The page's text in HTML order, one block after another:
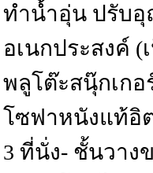
ทำน้ำอุ่น ปรับอุ
อเนกประสงค์ (
พลูโต๊ะสนุ๊กเก
โซฟาหนังแท้อิ
3 ที่นั่ง- ชั้นวาง